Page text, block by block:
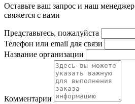
Оставьте ваш запрос и наш менеджер
свяжется с вами
Представьтесь, пожалуйста
Телефон или email для связи
Название организации
Комментарии